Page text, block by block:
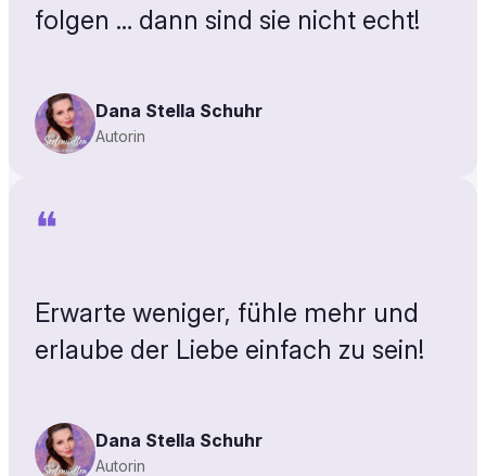
folgen … dann sind sie nicht echt!
Dana Stella Schuhr
Autorin
❝
Erwarte weniger, fühle mehr und
erlaube der Liebe einfach zu sein!
Dana Stella Schuhr
Autorin